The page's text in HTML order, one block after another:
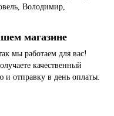
Володимир,
магазине
мы работаем для вас!
качественный
и отправку в день оплаты.